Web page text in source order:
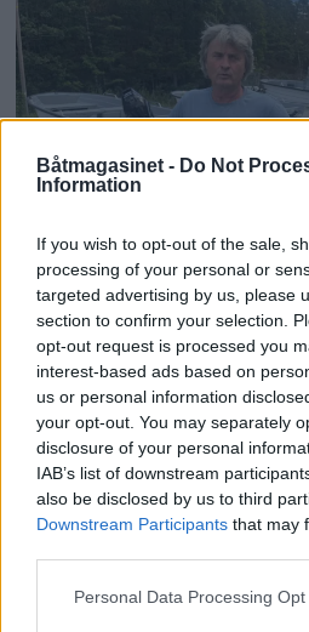
Båtmagasinet - Do Not
Information
If you wish to opt-out of the sale,
processing of your personal or
targeted advertising by us, please
section to confirm your selection.
opt-out request is processed you
interest-based ads based on
us or personal information
your opt-out. You may separately
disclosure of your personal
IAB’s list of downstream
also be disclosed by us to third
Downstream Participants that may
Personal Data Processing
Satser på
salget